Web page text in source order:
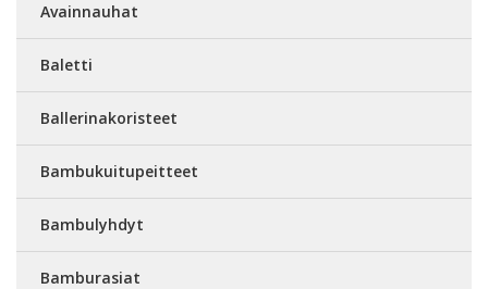
Avainnauhat
Baletti
Ballerinakoristeet
Bambukuitupeitteet
Bambulyhdyt
Bamburasiat